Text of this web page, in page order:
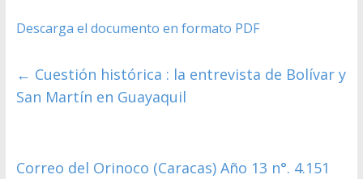
Descarga el documento en formato PDF
← Cuestión histórica : la entrevista de Bolívar y
San Martín en Guayaquil
Correo del Orinoco (Caracas) Año 13 n°. 4.151